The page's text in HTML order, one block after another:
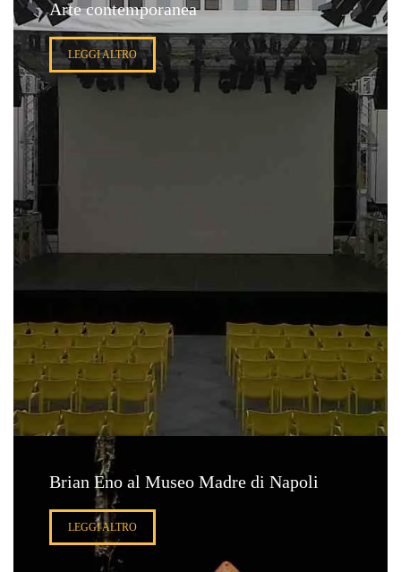
Arte contemporanea
LEGGI ALTRO
Brian Eno al Museo Madre di Napoli
LEGGI ALTRO